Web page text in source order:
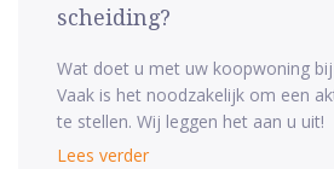
scheiding?
Wat doet u met uw koopwoning bij
Vaak is het noodzakelijk om een
te stellen. Wij leggen het aan u uit!
Lees verder